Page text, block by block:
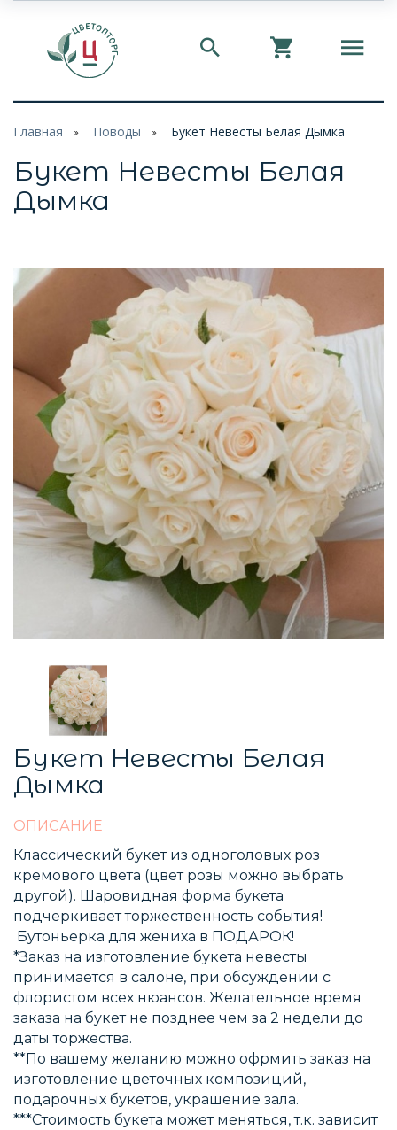
Главная Поводы Букет Невесты Белая Дымка
Букет Невесты Белая
Дымка
Букет Невесты Белая
Дымка
ОПИСАНИЕ
Классический букет из одноголовых роз
кремового цвета (цвет розы можно выбрать
другой). Шаровидная форма букета
подчеркивает торжественность события!
Бутоньерка для жениха в ПОДАРОК!
*Заказ на изготовление букета невесты
принимается в салоне, при обсуждении с
флористом всех нюансов. Желательное время
заказа на букет не позднее чем за 2 недели до
даты торжества.
**По вашему желанию можно офрмить заказ на
изготовление цветочных композиций,
подарочных букетов, украшение зала.
***Стоимость букета может меняться, т.к. зависит